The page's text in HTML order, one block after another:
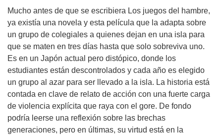
Mucho antes de que se escribiera Los juegos del hambre,
ya existía una novela y esta película que la adapta sobre
un grupo de colegiales a quienes dejan en una isla para
que se maten en tres días hasta que solo sobreviva uno.
Es en un Japón actual pero distópico, donde los
estudiantes están descontrolados y cada año es elegido
un grupo al azar para ser llevado a la isla. La historia está
contada en clave de relato de acción con una fuerte carga
de violencia explícita que raya con el gore. De fondo
podría leerse una reflexión sobre las brechas
generaciones, pero en últimas, su virtud está en la